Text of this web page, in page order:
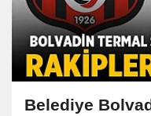
Belediye